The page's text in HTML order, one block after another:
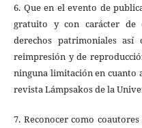
6. Que en el evento de
gratuito y con carácter de
derechos patrimoniales así
reimpresión y de
ninguna limitación en
revista Lámpsakos de la
7. Reconocer como